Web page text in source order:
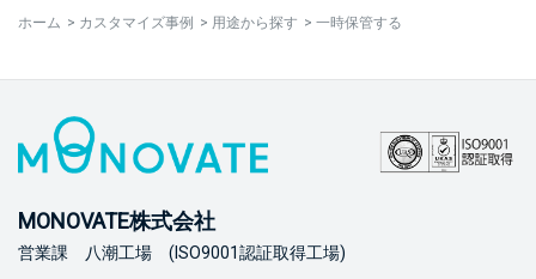
ホーム > カスタマイズ事例 > 用途から探す > 一時保管する
MONOVATE株式会社
営業課 八潮工場 (ISO9001認証取得工場)